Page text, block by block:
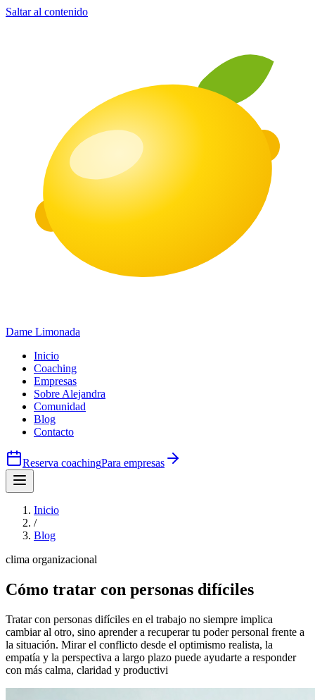
Saltar al contenido
Dame Limonada
Inicio
Coaching
Empresas
Sobre Alejandra
Comunidad
Blog
Contacto
Reserva coachingPara empresas
Inicio
/
Blog
clima organizacional
Cómo tratar con personas difíciles
Tratar con personas difíciles en el trabajo no siempre implica
cambiar al otro, sino aprender a recuperar tu poder personal frente a
la situación. Mirar el conflicto desde el optimismo realista, la
empatía y la perspectiva a largo plazo puede ayudarte a responder
con más calma, claridad y productivi